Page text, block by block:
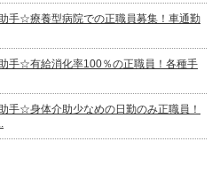
手☆療養型病院での正職員募集！車通勤
手☆有給消化率100％の正職員！各種手
手☆身体介助少なめの日勤のみ正職員！